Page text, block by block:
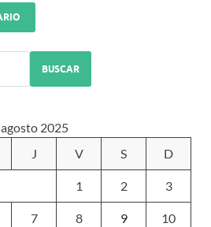
BUSCAR
agosto 2025
J V S D
1 2 3
7 8 9 10